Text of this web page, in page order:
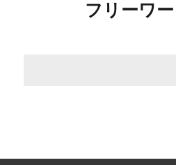
フリーワ